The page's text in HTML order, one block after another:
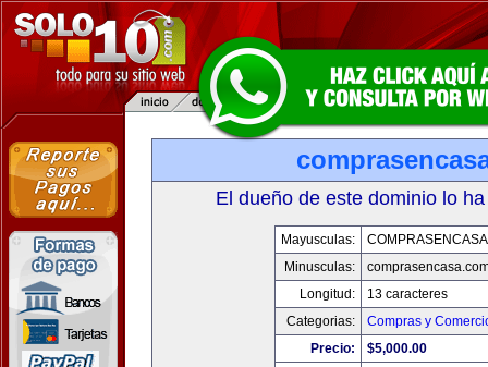
El dueño de este dominio lo
Mayusculas:
Minusculas:
Longitud:
13 caracteres
Categorias:
Compras y
Precio:
$5,000.00